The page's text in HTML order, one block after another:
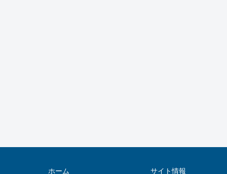
ホーム サイト情報